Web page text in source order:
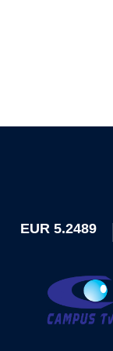
EUR 5.2489